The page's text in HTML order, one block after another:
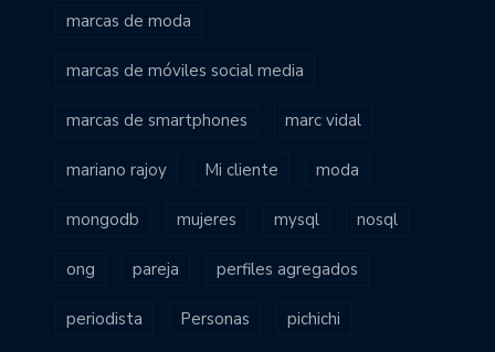
marcas de moda
marcas de móviles social media
marcas de smartphones marc vidal
mariano rajoy Mi cliente moda
mongodb mujeres mysql nosql
ong pareja perfiles agregados
periodista Personas pichichi